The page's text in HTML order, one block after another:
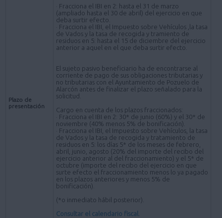
Plazo de
presentación
· Fracciona el IBI en 2: hasta el 31 de marzo
(ampliado hasta el 30 de abril) del ejercicio en que
deba surtir efecto.
· Fracciona el IBI, el Impuesto sobre Vehículos ,la tasa
de Vados y la tasa de recogida y tramiento de
residuos en 5: hasta el 15 de diciembre del ejercicio
anterior a aquel en el que deba surtir efecto.
El sujeto pasivo beneficiario ha de encontrarse al
corriente de pago de sus obligaciones tributarias y
no tributarias con el Ayuntamiento de Pozuelo de
Alarcón antes de finalizar el plazo señalado para la
solicitud.
Cargo en cuenta de los plazos fraccionados:
· Fracciona el IBI en 2: 30* de junio (60%) y el 30* de
noviembre (40% menos 5% de bonificación).
· Fracciona el IBI, el Impuesto sobre Vehículos, la tasa
de Vados y la tasa de recogida y tratamiento de
residuos en 5: los días 5* de los meses de febrero,
abril, junio, agosto (20% del importe del recibo del
ejercicio anterior al del fraccionamiento) y el 5* de
octubre (importe del recibo del ejercicio en que
surte efecto el fraccionamiento menos lo ya pagado
en los plazos anteriores y menos 5% de
bonificación).
(*o inmediato hábil posterior).
Consultar el calendario fiscal.